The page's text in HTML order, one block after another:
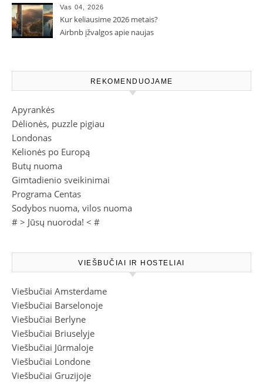
Vas 04, 2026
Kur keliausime 2026 metais?
Airbnb įžvalgos apie naujas
REKOMENDUOJAME
Apyrankės
Dėlionės, puzzle pigiau
Londonas
Kelionės po Europą
Butų nuoma
Gimtadienio sveikinimai
Programa Centas
Sodybos nuoma, vilos nuoma
# > Jūsų nuoroda! < #
VIEŠBUČIAI IR HOSTELIAI
Viešbučiai Amsterdame
Viešbučiai Barselonoje
Viešbučiai Berlyne
Viešbučiai Briuselyje
Viešbučiai Jūrmaloje
Viešbučiai Londone
Viešbučiai Gruzijoje